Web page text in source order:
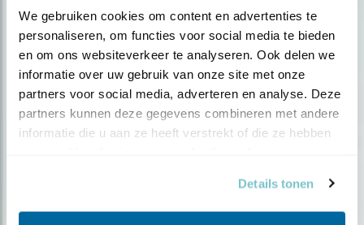
We gebruiken cookies om content en advertenties te
personaliseren, om functies voor social media te bieden
en om ons websiteverkeer te analyseren. Ook delen we
informatie over uw gebruik van onze site met onze
partners voor social media, adverteren en analyse. Deze
partners kunnen deze gegevens combineren met andere
informatie die u aan ze heeft verstrekt of die ze hebben
Details tonen